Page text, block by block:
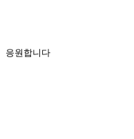
응원합니다